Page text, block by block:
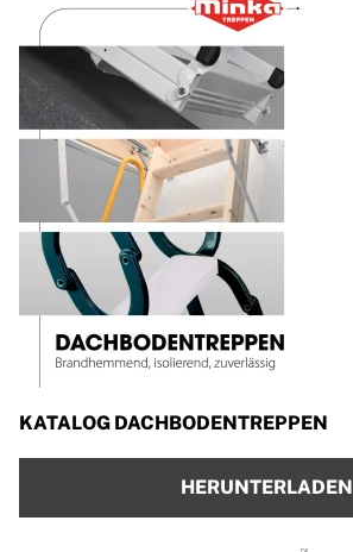
KATALOG DACHBODENTREPPEN
HERUNTERLADEN